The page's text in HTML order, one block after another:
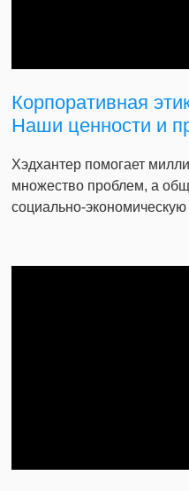
Корпоративная
Наши ценности и
Хэдхантер помогает
множество проблем, а
социально-